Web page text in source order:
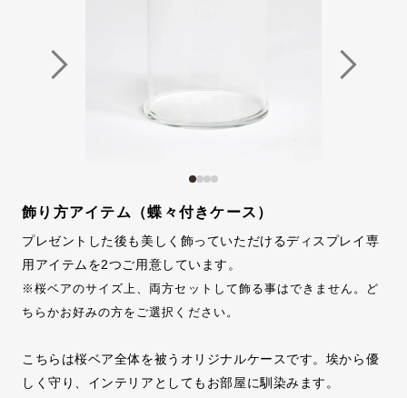
飾り方アイテム（蝶々付きケース）
プレゼントした後も美しく飾っていただけるディスプレイ専
用アイテムを2つご用意しています。
※桜ベアのサイズ上、両方セットして飾る事はできません。ど
ちらかお好みの方をご選択ください。
こちらは桜ベア全体を被うオリジナルケースです。埃から優
しく守り、インテリアとしてもお部屋に馴染みます。